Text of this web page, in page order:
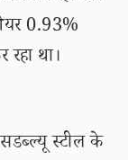
0.93%
था।
स्टील के